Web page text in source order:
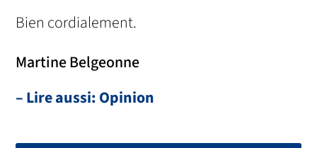
Bien cordialement.
Martine Belgeonne
– Lire aussi: Opinion